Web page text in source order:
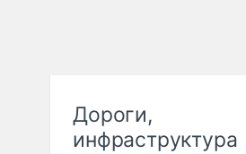
Дороги,
инфраструктура